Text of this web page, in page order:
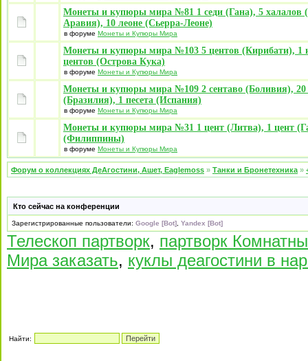
Монеты и купюры мира №81 1 седи (Гана), 5 халалов
Аравия), 10 леоне (Сьерра-Леоне)
в форуме Монеты и Купюры Мира
Монеты и купюры мира №103 5 центов (Кирибати), 1
центов (Острова Кука)
в форуме Монеты и Купюры Мира
Монеты и купюры мира №109 2 сентаво (Боливия), 20
(Бразилия), 1 песета (Испания)
в форуме Монеты и Купюры Мира
Монеты и купюры мира №31 1 цент (Литва), 1 цент
(Филиппины)
в форуме Монеты и Купюры Мира
Форум о коллекциях ДеАгостини, Ашет, Eaglemoss » Танки и Бронетехника »
Кто сейчас на конференции
Зарегистрированные пользователи: Google [Bot] Yandex [Bot]
Телескоп партворк, партворк
Мира заказать, куклы деагостини в
Найти: